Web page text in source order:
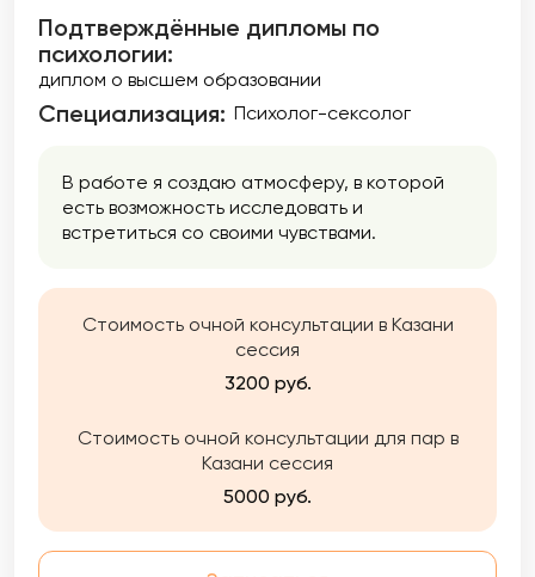
Подтверждённые дипломы по
психологии:
диплом о высшем образовании
Специализация: Психолог-сексолог
В работе я создаю атмосферу, в которой
есть возможность исследовать и
встретиться со своими чувствами.
Стоимость очной консультации в Казани
сессия
3200 руб.
Стоимость очной консультации для пар в
Казани сессия
5000 руб.